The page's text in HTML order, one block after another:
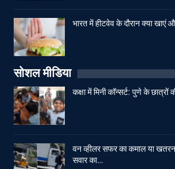
भारत में हीटवेव के दौरान क्या खाएं
सोशल मीडिया
कक्षा में मिनी कॉन्सर्ट: पुणे के
वन व्हीलर सफर का कमाल या
सवार का…